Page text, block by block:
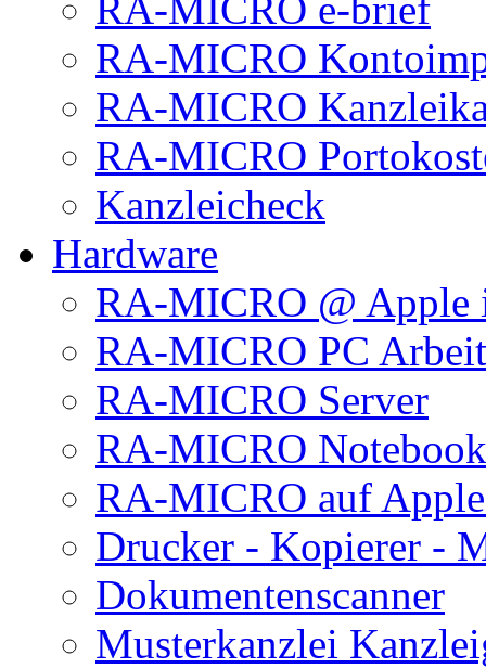
RA-MICRO
RA-MICRO
RA-MICRO
Kanzleicheck
Hardware
RA-MICRO @ Apple
RA-MICRO PC
RA-MICRO Server
RA-MICRO Notebook
RA-MICRO auf
Drucker - Kopierer -
Dokumentenscanner
Musterkanzlei